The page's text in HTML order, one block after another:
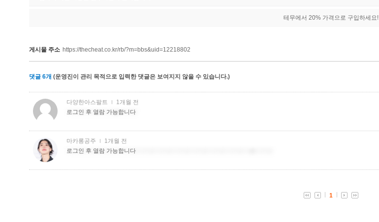
테무에서 20% 가격으로 구입하세요!
게시물 주소 https://thecheat.co.kr/rb/?m=bbs&uid=12218802
댓글 6개 (운영진이 관리 목적으로 입력한 댓글은 보여지지 않을 수 있습니다.)